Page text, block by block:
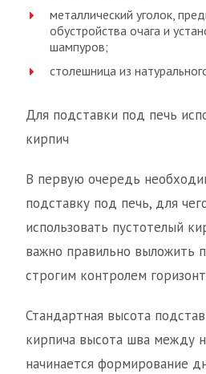
металлический уголок,
обустройства очага и
шампуров;
столешница из
Для подставки под печь
кирпич
В первую очередь
подставку под печь, для
использовать пустотелый
важно правильно выложить
строгим контролем
Стандартная высота
кирпича высота шва между
начинается формирование